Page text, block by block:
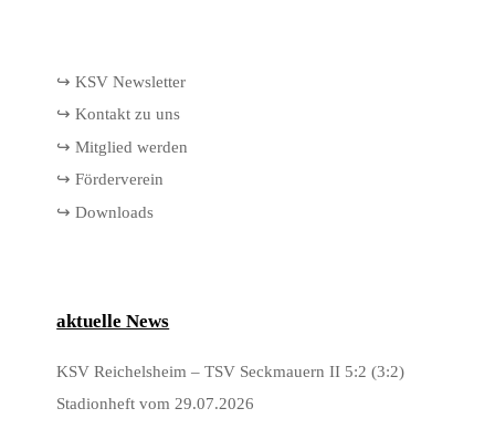
↪ KSV Newsletter
↪ Kontakt zu uns
↪ Mitglied werden
↪ Förderverein
↪ Downloads
aktuelle News
KSV Reichelsheim – TSV Seckmauern II 5:2 (3:2)
Stadionheft vom 29.07.2026